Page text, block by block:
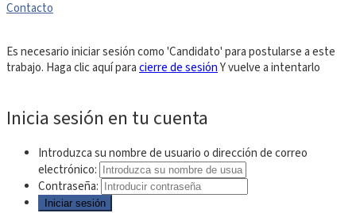
Contacto
Es necesario iniciar sesión como 'Candidato' para postularse a este
trabajo. Haga clic aquí paracierre de sesiónY vuelve a intentarlo
Inicia sesión en tu cuenta
Introduzca su nombre de usuario o dirección de correo
electrónico:
Contraseña: